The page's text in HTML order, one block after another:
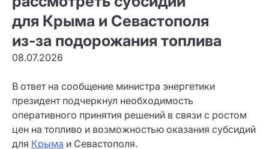
для Крыма и Севастополя
из‑за подорожания топлива
08.07.2026
В ответ на сообщение министра энергетики
президент подчеркнул необходимость
оперативного принятия решений в связи с ростом
цен на топливо и возможностью оказания субсидий
для Крыма и Севастополя.